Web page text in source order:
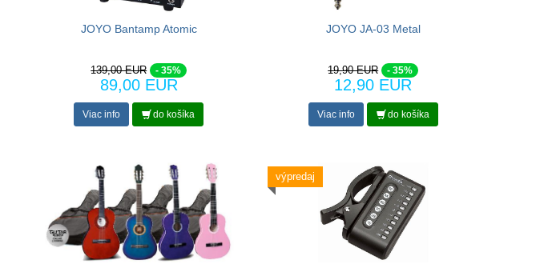
JOYO Bantamp Atomic
139,00 EUR - 35%
89,00 EUR
Viac info do košíka
JOYO JA-03 Metal
19,90 EUR - 35%
12,90 EUR
Viac info do košíka
výpredaj